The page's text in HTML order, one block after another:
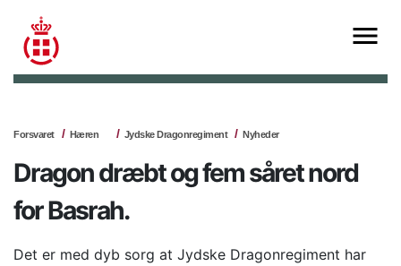
Forsvaret Hæren Jydske Dragonregiment Nyheder
Dragon dræbt og fem såret nord
for Basrah.
Det er med dyb sorg at Jydske Dragonregiment har